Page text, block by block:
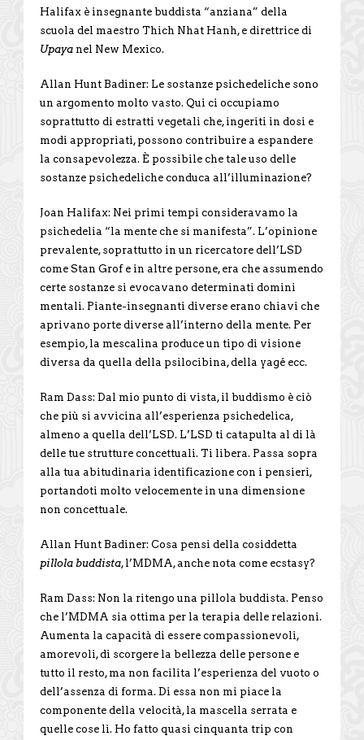
Halifax è insegnante buddista “anziana” della
scuola del maestro Thich Nhat Hanh, e direttrice di
Upaya nel New Mexico.
Allan Hunt Badiner: Le sostanze psichedeliche sono
un argomento molto vasto. Qui ci occupiamo
soprattutto di estratti vegetali che, ingeriti in dosi e
modi appropriati, possono contribuire a espandere
la consapevolezza. È possibile che tale uso delle
sostanze psichedeliche conduca all’illuminazione?
Joan Halifax: Nei primi tempi consideravamo la
psichedelia “la mente che si manifesta”. L’opinione
prevalente, soprattutto in un ricercatore dell’LSD
come Stan Grof e in altre persone, era che assumendo
certe sostanze si evocavano determinati domini
mentali. Piante-insegnanti diverse erano chiavi che
aprivano porte diverse all’interno della mente. Per
esempio, la mescalina produce un tipo di visione
diversa da quella della psilocibina, della yagé ecc.
Ram Dass: Dal mio punto di vista, il buddismo è ciò
che più si avvicina all’esperienza psichedelica,
almeno a quella dell’LSD. L’LSD ti catapulta al di là
delle tue strutture concettuali. Ti libera. Passa sopra
alla tua abitudinaria identificazione con i pensieri,
portandoti molto velocemente in una dimensione
non concettuale.
Allan Hunt Badiner: Cosa pensi della cosiddetta
pillola buddista, l’MDMA, anche nota come ecstasy?
Ram Dass: Non la ritengo una pillola buddista. Penso
che l’MDMA sia ottima per la terapia delle relazioni.
Aumenta la capacità di essere compassionevoli,
amorevoli, di scorgere la bellezza delle persone e
tutto il resto, ma non facilita l’esperienza del vuoto o
dell’assenza di forma. Di essa non mi piace la
componente della velocità, la mascella serrata e
quelle cose lì. Ho fatto quasi cinquanta trip con